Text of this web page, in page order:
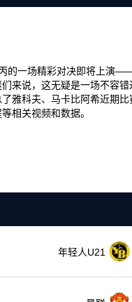
的一场精彩对决即将上演
来说，这无疑是一场不容
雅科夫、马卡比阿希近期
相关视频和数据。
年轻人U21